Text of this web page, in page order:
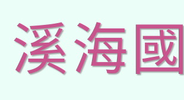
溪海